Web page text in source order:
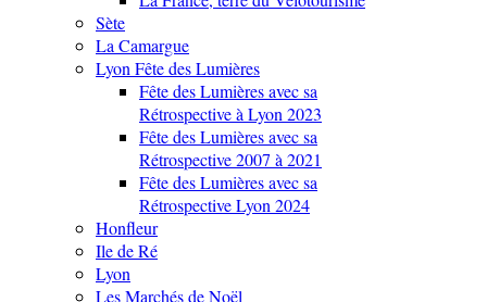
Sète
La Camargue
Lyon Fête des Lumières
Fête des Lumières avec sa
Rétrospective à Lyon 2023
Fête des Lumières avec sa
Rétrospective 2007 à 2021
Fête des Lumières avec sa
Rétrospective Lyon 2024
Honfleur
Ile de Ré
Lyon
Les Marchés de Noël